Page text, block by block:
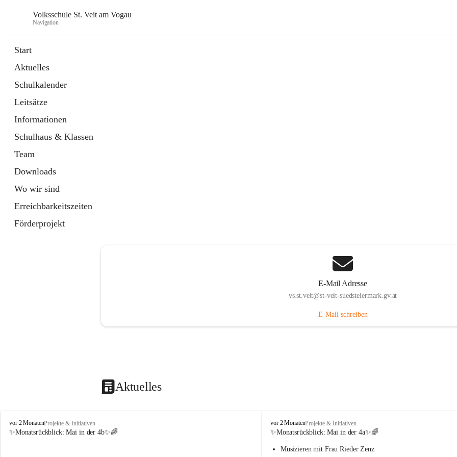
Volksschule St. Veit am Vogau
Navigation
Start
Aktuelles
Schulkalender
Leitsätze
Informationen
Schulhaus & Klassen
Team
Downloads
Wo wir sind
Erreichbarkeitszeiten
Förderprojekt
E-Mail Adresse
vs.st.veit@st-veit-suedsteiermark.gv.at
E-Mail schreiben
Aktuelles
V
o
vor 2 MonatenProjekte & Initiativen
✨Monatsrückblick: Mai in der 4b✨🌈
V
o
k
vor 2 MonatenProjekte & Initiativen
✨Monatsrückblick: Mai in der 4a✨🌈
Musizieren mit Frau Rieder Zenz